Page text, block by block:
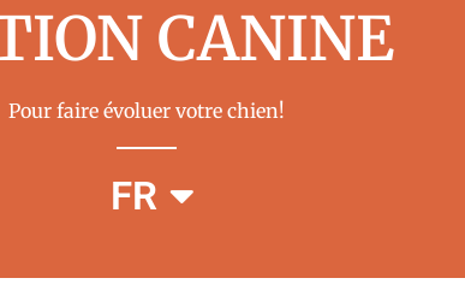
CANINE
Pour faire évoluer votre chien!
FR
EN